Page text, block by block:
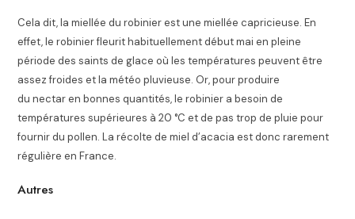
Cela dit, la miellée du robinier est une miellée capricieuse. En
effet, le robinier fleurit habituellement début mai en pleine
période des saints de glace où les températures peuvent être
assez froides et la météo pluvieuse. Or, pour produire
du nectar en bonnes quantités, le robinier a besoin de
températures supérieures à 20 °C et de pas trop de pluie pour
fournir du pollen. La récolte de miel d’acacia est donc rarement
régulière en France.
Autres